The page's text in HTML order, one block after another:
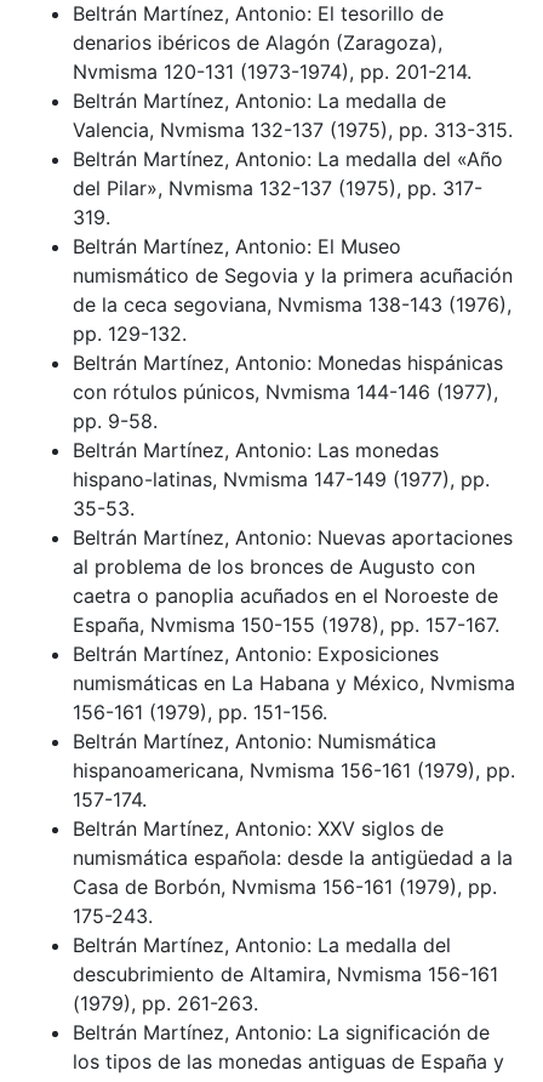
Beltrán Martínez, Antonio: El tesorillo de
denarios ibéricos de Alagón (Zaragoza),
Nvmisma 120-131 (1973-1974), pp. 201-214.
Beltrán Martínez, Antonio: La medalla de
Valencia, Nvmisma 132-137 (1975), pp. 313-315.
Beltrán Martínez, Antonio: La medalla del «Año
del Pilar», Nvmisma 132-137 (1975), pp. 317-
319.
Beltrán Martínez, Antonio: El Museo
numismático de Segovia y la primera acuñación
de la ceca segoviana, Nvmisma 138-143 (1976),
pp. 129-132.
Beltrán Martínez, Antonio: Monedas hispánicas
con rótulos púnicos, Nvmisma 144-146 (1977),
pp. 9-58.
Beltrán Martínez, Antonio: Las monedas
hispano-latinas, Nvmisma 147-149 (1977), pp.
35-53.
Beltrán Martínez, Antonio: Nuevas aportaciones
al problema de los bronces de Augusto con
caetra o panoplia acuñados en el Noroeste de
España, Nvmisma 150-155 (1978), pp. 157-167.
Beltrán Martínez, Antonio: Exposiciones
numismáticas en La Habana y México, Nvmisma
156-161 (1979), pp. 151-156.
Beltrán Martínez, Antonio: Numismática
hispanoamericana, Nvmisma 156-161 (1979), pp.
157-174.
Beltrán Martínez, Antonio: XXV siglos de
numismática española: desde la antigüedad a la
Casa de Borbón, Nvmisma 156-161 (1979), pp.
175-243.
Beltrán Martínez, Antonio: La medalla del
descubrimiento de Altamira, Nvmisma 156-161
(1979), pp. 261-263.
Beltrán Martínez, Antonio: La significación de
los tipos de las monedas antiguas de España y